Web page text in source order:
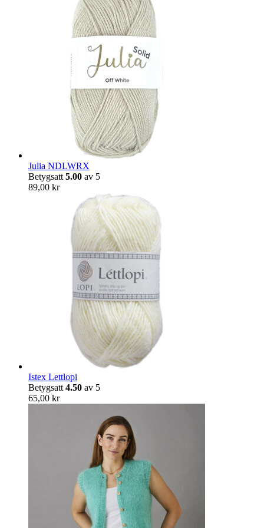
Julia NDLWRX
Betygsatt 5.00 av 5
89,00 kr
Istex Lettlopi
Betygsatt 4.50 av 5
65,00 kr